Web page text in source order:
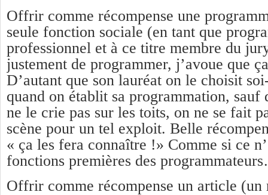
Offrir comme récompense une
seule fonction sociale (en tant que
professionnel et à ce titre membre du
justement de programmer, j’avoue que
D’autant que son lauréat on le choisit
quand on établit sa programmation, sauf
ne le crie pas sur les toits, on ne se fait
scène pour un tel exploit. Belle
« ça les fera connaître !» Comme si ce
fonctions premières des
Offrir comme récompense un article (un